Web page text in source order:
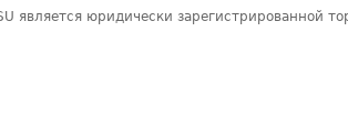
является юридически зарегистрированной